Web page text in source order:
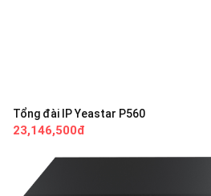
Tổng đài IP Yeastar P560
23,146,500đ